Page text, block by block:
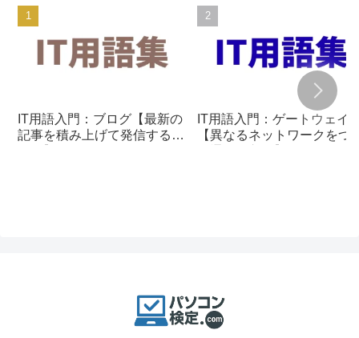
IT用語入門：ブログ【最新の
記事を積み上げて発信する仕
IT用語入門：ゲートウェイ
【異なるネットワークをつ